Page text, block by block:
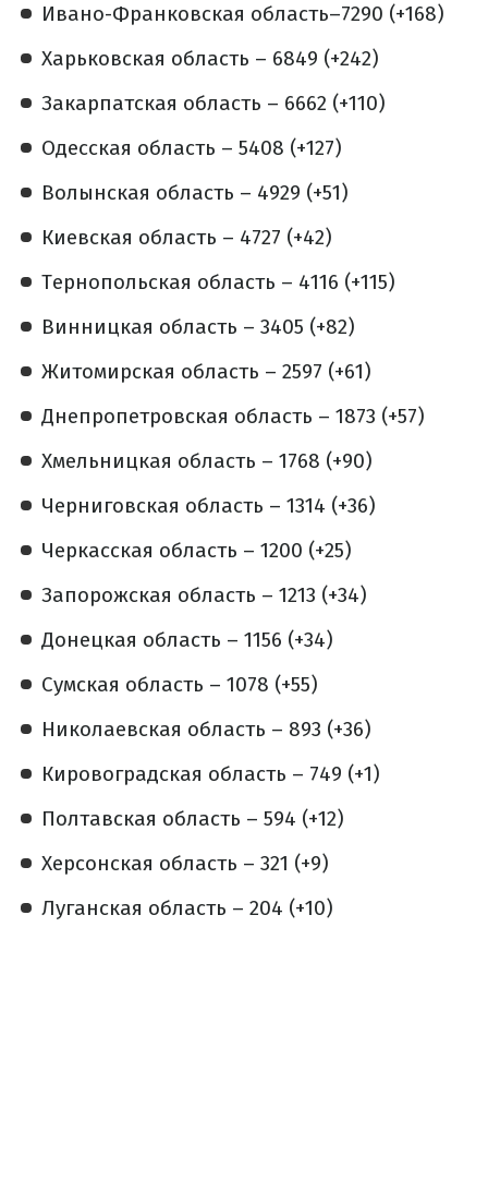
Ивано-Франковская область–7290 (+168)
Харьковская область – 6849 (+242)
Закарпатская область – 6662 (+110)
Одесская область – 5408 (+127)
Волынская область – 4929 (+51)
Киевская область – 4727 (+42)
Тернопольская область – 4116 (+115)
Винницкая область – 3405 (+82)
Житомирская область – 2597 (+61)
Днепропетровская область – 1873 (+57)
Хмельницкая область – 1768 (+90)
Черниговская область – 1314 (+36)
Черкасская область – 1200 (+25)
Запорожская область – 1213 (+34)
Донецкая область – 1156 (+34)
Сумская область – 1078 (+55)
Николаевская область – 893 (+36)
Кировоградская область – 749 (+1)
Полтавская область – 594 (+12)
Херсонская область – 321 (+9)
Луганская область – 204 (+10)